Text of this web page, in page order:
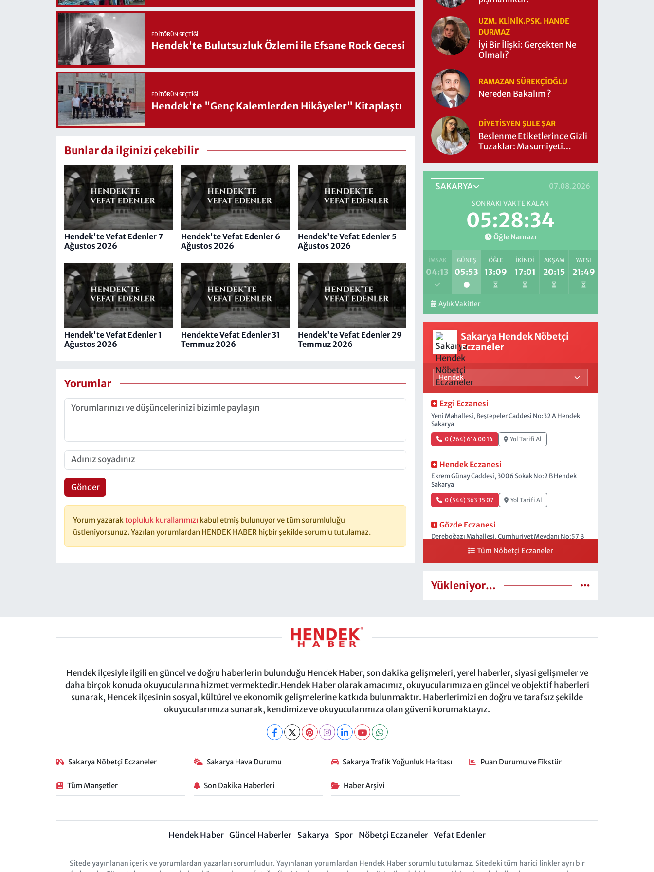
EDITÖRÜN SEÇTIĞI
Hendek'te Bulutsuzluk Özlemi ile Efsane Rock Gecesi
EDITÖRÜN SEÇTIĞI
Hendek'te "Genç Kalemlerden Hikâyeler" Kitaplaştı
Bunlar da ilginizi çekebilir
Hendek'te Vefat Edenler 7
Ağustos 2026
Hendek'te Vefat Edenler 6
Ağustos 2026
Hendek'te Vefat Edenler 5
Ağustos 2026
Hendek'te Vefat Edenler 1
Ağustos 2026
Hendekte Vefat Edenler 31
Temmuz 2026
Hendek'te Vefat Edenler 29
Temmuz 2026
Yorumlar
Gönder
Yorum yazaraktopluluk kurallarımızı kabul etmiş bulunuyor ve tüm sorumluluğu
üstleniyorsunuz. Yazılan yorumlardan HENDEK HABER hiçbir şekilde sorumlu tutulamaz.
UZM. KLINIK.PSK. HANDE
DURMAZ
İyi Bir İlişki: Gerçekten Ne
Olmalı?
RAMAZAN SÜREKÇIOĞLU
Nereden Bakalım ?
DIYETISYEN ŞULE ŞAR
Beslenme Etiketlerinde Gizli
Tuzaklar: Masumiyeti
SAKARYA 07.08.2026
SONRAKI VAKTE KALAN
05:28:33
Öğle Namazı
İMSAK
04:13
GÜNEŞ
05:53
ÖĞLE
13:09
İKINDI
17:01
AKŞAM
20:15
YATSI
21:49
Aylık Vakitler
Sakarya Hendek Nöbetçi
Eczaneler
Ezgi Eczanesi
Yeni Mahallesi, Beştepeler Caddesi No:32 A Hendek
Sakarya
0 (264) 614 00 14 Yol Tarifi Al
Hendek Eczanesi
Ekrem Günay Caddesi, 3006 Sokak No:2 B Hendek
Sakarya
0 (544) 363 35 07 Yol Tarifi Al
Gözde Eczanesi
Dereboğazı Mahallesi, Cumhuriyet Meydanı No:57 B
Tüm Nöbetçi Eczaneler
Yükleniyor...
Hendek ilçesiyle ilgili en güncel ve doğru haberlerin bulunduğu Hendek Haber, son dakika gelişmeleri, yerel haberler, siyasi gelişmeler ve
daha birçok konuda okuyucularına hizmet vermektedir.Hendek Haber olarak amacımız, okuyucularımıza en güncel ve objektif haberleri
sunarak, Hendek ilçesinin sosyal, kültürel ve ekonomik gelişmelerine katkıda bulunmaktır. Haberlerimizi en doğru ve tarafsız şekilde
okuyucularımıza sunarak, kendimize ve okuyucularımıza olan güveni korumaktayız.
Sakarya Nöbetçi Eczaneler Sakarya Hava Durumu Sakarya Trafik Yoğunluk Haritası Puan Durumu ve Fikstür
Tüm Manşetler Son Dakika Haberleri Haber Arşivi
Hendek Haber Güncel Haberler Sakarya Spor Nöbetçi Eczaneler Vefat Edenler
Sitede yayınlanan içerik ve yorumlardan yazarları sorumludur. Yayınlanan yorumlardan Hendek Haber sorumlu tutulamaz. Sitedeki tüm harici linkler ayrı bir